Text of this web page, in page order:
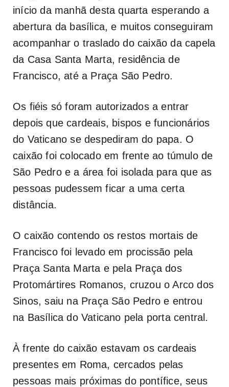
início da manhã desta quarta esperando a
abertura da basílica, e muitos conseguiram
acompanhar o traslado do caixão da capela
da Casa Santa Marta, residência de
Francisco, até a Praça São Pedro.
Os fiéis só foram autorizados a entrar
depois que cardeais, bispos e funcionários
do Vaticano se despediram do papa. O
caixão foi colocado em frente ao túmulo de
São Pedro e a área foi isolada para que as
pessoas pudessem ficar a uma certa
distância.
O caixão contendo os restos mortais de
Francisco foi levado em procissão pela
Praça Santa Marta e pela Praça dos
Protomártires Romanos, cruzou o Arco dos
Sinos, saiu na Praça São Pedro e entrou
na Basílica do Vaticano pela porta central.
À frente do caixão estavam os cardeais
presentes em Roma, cercados pelas
pessoas mais próximas do pontífice, seus